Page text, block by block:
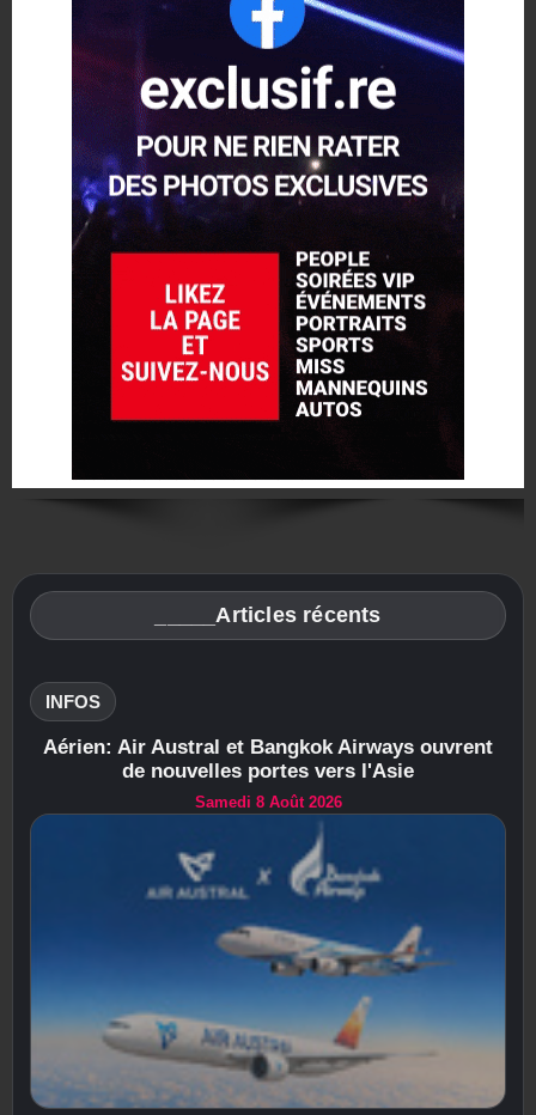
_____Articles récents
INFOS
Aérien: Air Austral et Bangkok Airways ouvrent
de nouvelles portes vers l'Asie
Samedi 8 Août 2026